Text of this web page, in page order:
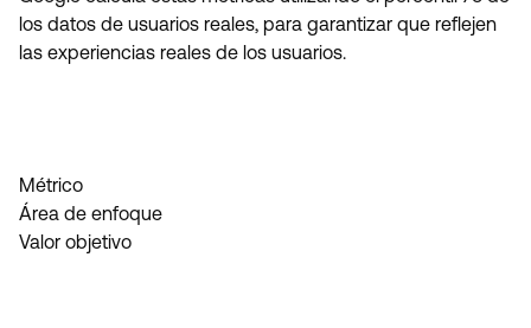
los datos de usuarios reales, para garantizar que reflejen
las experiencias reales de los usuarios.
Métrico
Área de enfoque
Valor objetivo